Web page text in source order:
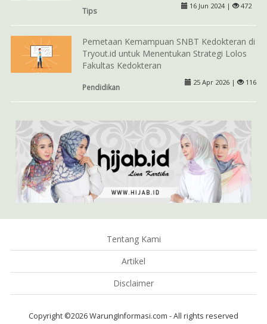
Tips
16 Jun 2024 | 472
Pemetaan Kemampuan SNBT Kedokteran di
Tryout.id untuk Menentukan Strategi Lolos
Fakultas Kedokteran
Pendidikan
25 Apr 2026 | 116
Tentang Kami
Artikel
Disclaimer
Copyright ©2026 WarungInformasi.com - All rights reserved